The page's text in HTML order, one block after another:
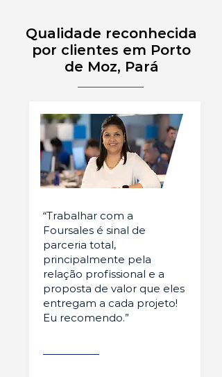
Qualidade reconhecida
por clientes em Porto
de Moz, Pará
“Trabalhar com a
Foursales é sinal de
parceria total,
principalmente pela
relação profissional e a
proposta de valor que eles
entregam a cada projeto!
Eu recomendo.”